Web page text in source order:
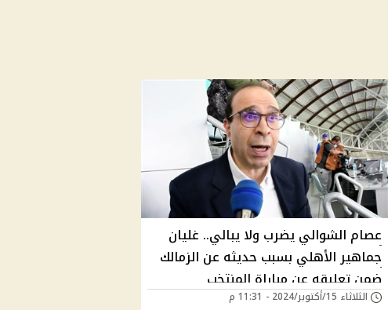
عصام الشوالي يضرب ولا يبالي.. غليان
جماهير الأهلي بسبب حديثه عن الزمالك
ضمن تعليقه عن مباراة المنتخب
الثلاثاء 15/أكتوبر/2024 - 11:31 م